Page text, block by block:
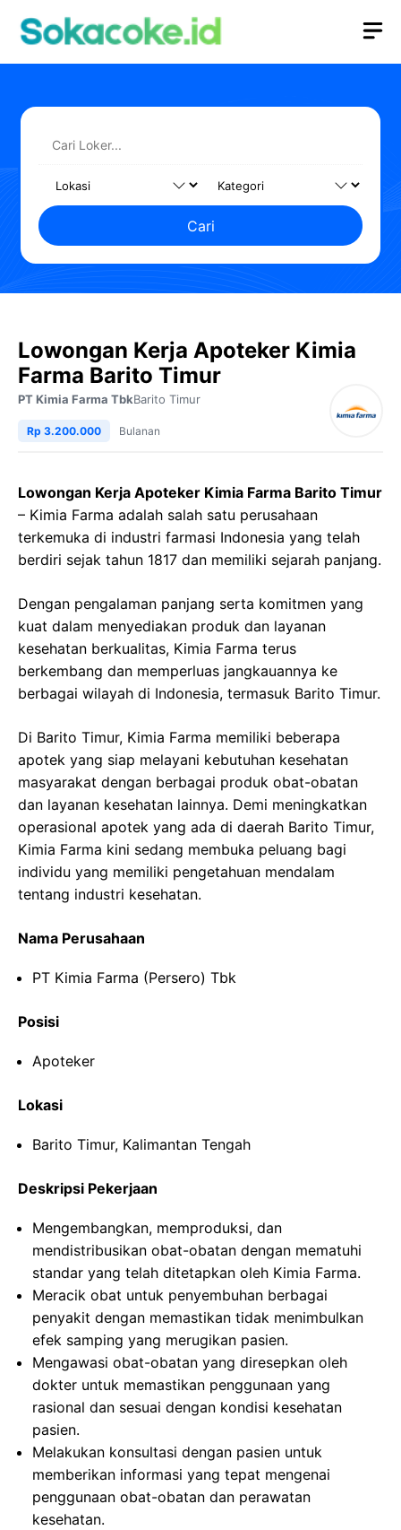
Cari
Lowongan Kerja Apoteker Kimia
Farma Barito Timur
PT Kimia Farma TbkBarito Timur
Rp 3.200.000 Bulanan
Lowongan Kerja Apoteker Kimia Farma Barito Timur
– Kimia Farma adalah salah satu perusahaan
terkemuka di industri farmasi Indonesia yang telah
berdiri sejak tahun 1817 dan memiliki sejarah panjang.
Dengan pengalaman panjang serta komitmen yang
kuat dalam menyediakan produk dan layanan
kesehatan berkualitas, Kimia Farma terus
berkembang dan memperluas jangkauannya ke
berbagai wilayah di Indonesia, termasuk Barito Timur.
Di Barito Timur, Kimia Farma memiliki beberapa
apotek yang siap melayani kebutuhan kesehatan
masyarakat dengan berbagai produk obat-obatan
dan layanan kesehatan lainnya. Demi meningkatkan
operasional apotek yang ada di daerah Barito Timur,
Kimia Farma kini sedang membuka peluang bagi
individu yang memiliki pengetahuan mendalam
tentang industri kesehatan.
Nama Perusahaan
PT Kimia Farma (Persero) Tbk
Posisi
Apoteker
Lokasi
Barito Timur, Kalimantan Tengah
Deskripsi Pekerjaan
Mengembangkan, memproduksi, dan
mendistribusikan obat-obatan dengan mematuhi
standar yang telah ditetapkan oleh Kimia Farma.
Meracik obat untuk penyembuhan berbagai
penyakit dengan memastikan tidak menimbulkan
efek samping yang merugikan pasien.
Mengawasi obat-obatan yang diresepkan oleh
dokter untuk memastikan penggunaan yang
rasional dan sesuai dengan kondisi kesehatan
pasien.
Melakukan konsultasi dengan pasien untuk
memberikan informasi yang tepat mengenai
penggunaan obat-obatan dan perawatan
kesehatan.